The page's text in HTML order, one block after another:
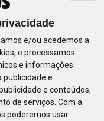
e/ou acedemos a
e processamos
e informações
publicidade e
e conteúdos,
de serviços. Com a
poderemos usar